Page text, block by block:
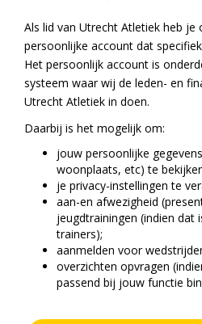
Als lid van Utrecht Atletiek heb
persoonlijke account dat
Het persoonlijk account is
systeem waar wij de leden- en
Utrecht Atletiek in doen.
Daarbij is het mogelijk om:
jouw persoonlijke
woonplaats, etc) te
je privacy-instellingen te
aan-en afwezigheid
jeugdtrainingen (indien dat
trainers);
aanmelden voor
overzichten opvragen
passend bij jouw functie